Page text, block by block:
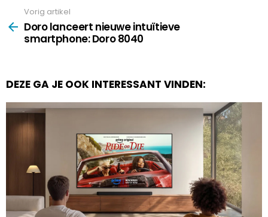
more
Vorig artikel
Doro lanceert nieuwe intuïtieve
smartphone: Doro 8040
DEZE GA JE OOK INTERESSANT VINDEN: